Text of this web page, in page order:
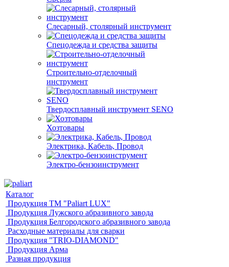
Слесарный, столярный инструмент
Спецодежда и средства защиты
Строительно-отделочный
инструмент
Твердосплавный инструмент SENO
Хозтовары
Электрика, Кабель, Провод
Электро-бензоинструмент
Каталог
Продукция ТМ "Paliart LUX"
Продукция Лужского абразивного завода
Продукция Белгородского абразивного завода
Расходные материалы для сварки
Продукция "TRIO-DIAMOND"
Продукция Арма
Разная продукция